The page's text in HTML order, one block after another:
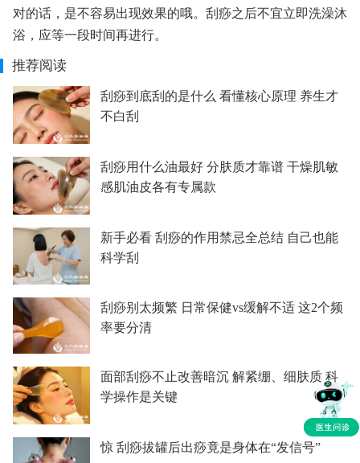
对的话，是不容易出现效果的哦。刮痧之后不宜立即洗澡沐
浴，应等一段时间再进行。
推荐阅读
刮痧到底刮的是什么 看懂核心原理 养生才
不白刮
刮痧用什么油最好 分肤质才靠谱 干燥肌敏
感肌油皮各有专属款
新手必看 刮痧的作用禁忌全总结 自己也能
科学刮
刮痧别太频繁 日常保健vs缓解不适 这2个频
率要分清
面部刮痧不止改善暗沉 解紧绷、细肤质 科
学操作是关键
惊 刮痧拔罐后出痧竟是身体在“发信号”